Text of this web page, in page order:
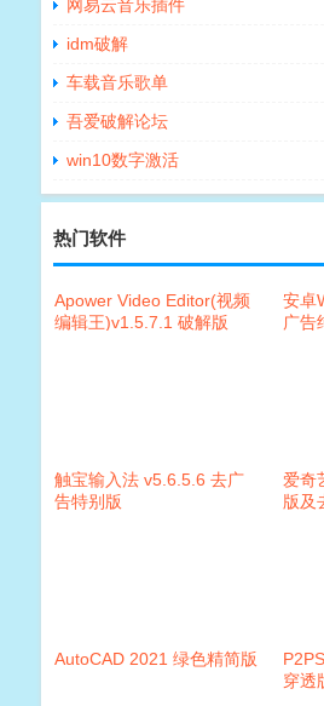
网易云音乐插件
idm破解
车载音乐歌单
吾爱破解论坛
win10数字激活
热门软件
Apower Video Editor(视频
编辑王)v1.5.7.1 破解版
安卓
广告
触宝输入法 v5.6.5.6 去广
告特别版
爱奇
版及
AutoCAD 2021 绿色精简版
穿透